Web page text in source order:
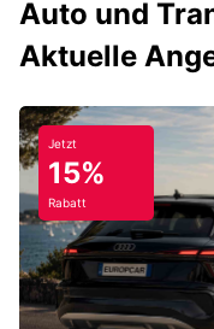
Auto und
Aktuelle
Jetzt
15%
Rabatt